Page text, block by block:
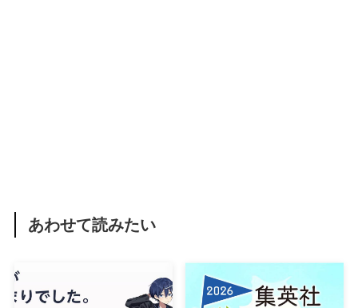
あわせて読みたい